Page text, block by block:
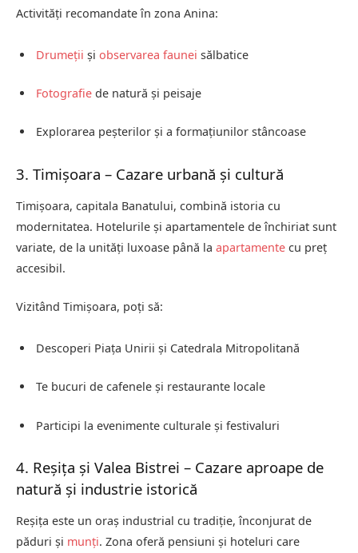
Activități recomandate în zona Anina:
Drumeții și observarea faunei sălbatice
Fotografie de natură și peisaje
Explorarea peșterilor și a formațiunilor stâncoase
3. Timișoara – Cazare urbană și cultură
Timișoara, capitala Banatului, combină istoria cu
modernitatea. Hotelurile și apartamentele de închiriat sunt
variate, de la unități luxoase până la apartamente cu preț
accesibil.
Vizitând Timișoara, poți să:
Descoperi Piața Unirii și Catedrala Mitropolitană
Te bucuri de cafenele și restaurante locale
Participi la evenimente culturale și festivaluri
4. Reșița și Valea Bistrei – Cazare aproape de
natură și industrie istorică
Reșița este un oraș industrial cu tradiție, înconjurat de
păduri și munți. Zona oferă pensiuni și hoteluri care